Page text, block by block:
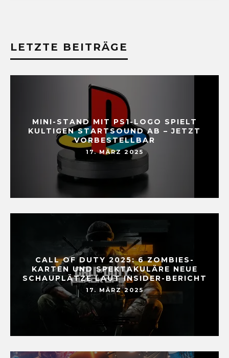
LETZTE BEITRÄGE
MINI-STAND MIT PS1-LOGO SPIELT
KULTIGEN STARTSOUND AB – JETZT
VORBESTELLBAR
17. MÄRZ 2025
CALL OF DUTY 2025: 6 ZOMBIES-
KARTEN UND SPEKTAKULÄRE NEUE
SCHAUPLÄTZE LAUT INSIDER-BERICHT
17. MÄRZ 2025